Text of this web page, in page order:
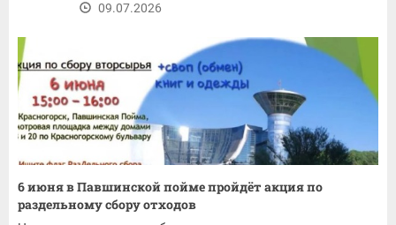
09.07.2026
6 июня в Павшинской пойме пройдёт акция по
раздельному сбору отходов